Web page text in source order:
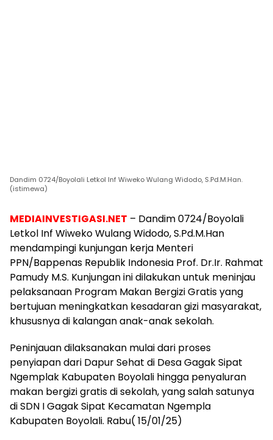
Dandim 0724/Boyolali Letkol Inf Wiweko Wulang Widodo, S.Pd.M.Han.
(istimewa)
MEDIAINVESTIGASI.NET – Dandim 0724/Boyolali
Letkol Inf Wiweko Wulang Widodo, S.Pd.M.Han
mendampingi kunjungan kerja Menteri
PPN/Bappenas Republik Indonesia Prof. Dr.Ir. Rahmat
Pamudy M.S. Kunjungan ini dilakukan untuk meninjau
pelaksanaan Program Makan Bergizi Gratis yang
bertujuan meningkatkan kesadaran gizi masyarakat,
khususnya di kalangan anak-anak sekolah.
Peninjauan dilaksanakan mulai dari proses
penyiapan dari Dapur Sehat di Desa Gagak Sipat
Ngemplak Kabupaten Boyolali hingga penyaluran
makan bergizi gratis di sekolah, yang salah satunya
di SDN I Gagak Sipat Kecamatan Ngempla
Kabupaten Boyolali. Rabu( 15/01/25)